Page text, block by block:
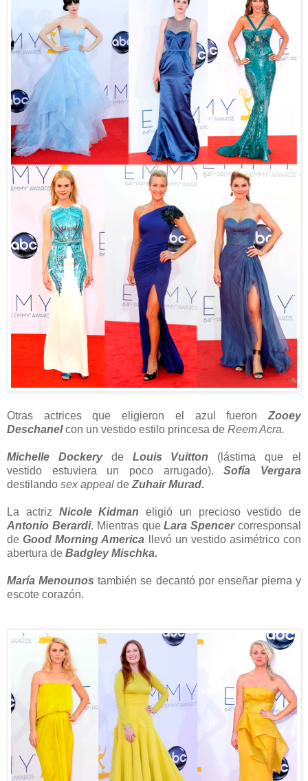
Otras actrices que eligieron el azul fueron Zooey
Deschanelcon un vestido estilo princesa de Reem Acra.
Michelle Dockeryde Louis Vuitton (lástima que el
vestido estuviera un poco arrugado).Sofía Vergara
destilando sex appeal de Zuhair Murad.
La actriz Nicole Kidman eligió un precioso vestido de
Antonio Berardi. Mientras queLara Spencercorresponsal
deGood Morning America llevó un vestido asimétrico con
abertura de Badgley Mischka.
María Menounos también se decantó por enseñar pierna y
escote corazón.